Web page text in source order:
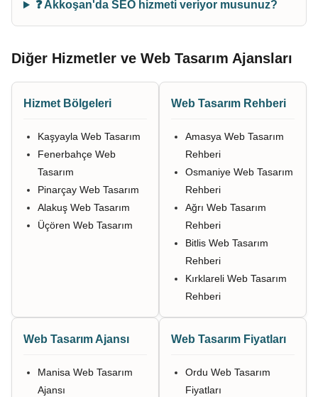
❓ Akkoşan'da SEO hizmeti veriyor musunuz?
Diğer Hizmetler ve Web Tasarım Ajansları
Hizmet Bölgeleri
Kaşyayla Web Tasarım
Fenerbahçe Web
Tasarım
Pinarçay Web Tasarım
Alakuş Web Tasarım
Üçören Web Tasarım
Web Tasarım Rehberi
Amasya Web Tasarım
Rehberi
Osmaniye Web Tasarım
Rehberi
Ağrı Web Tasarım
Rehberi
Bitlis Web Tasarım
Rehberi
Kırklareli Web Tasarım
Rehberi
Web Tasarım Ajansı
Manisa Web Tasarım
Ajansı
Web Tasarım Fiyatları
Ordu Web Tasarım
Fiyatları